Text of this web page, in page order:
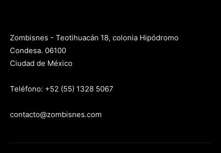
Zombisnes - Teotihuacán 18, colonia Hipódromo
Condesa. 06100
Ciudad de México
Teléfono: +52 (55) 1328 5067
contacto@zombisnes.com